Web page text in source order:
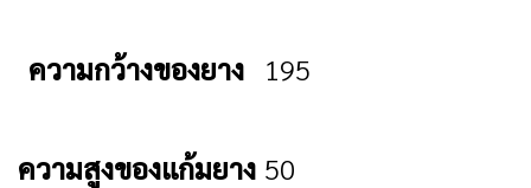
ความกว้างของยาง 195
ความสูงของแก้มยาง 50